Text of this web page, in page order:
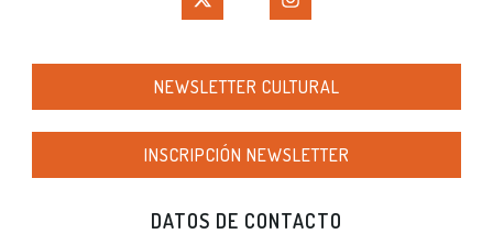
NEWSLETTER CULTURAL
INSCRIPCIÓN NEWSLETTER
DATOS DE CONTACTO